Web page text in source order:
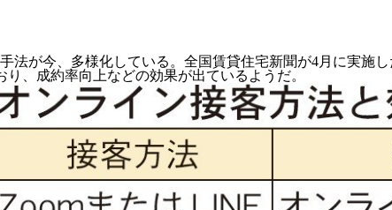
が今、多様化している。全国賃貸住宅新聞が4月に実施
、成約率向上などの効果が出ているようだ。